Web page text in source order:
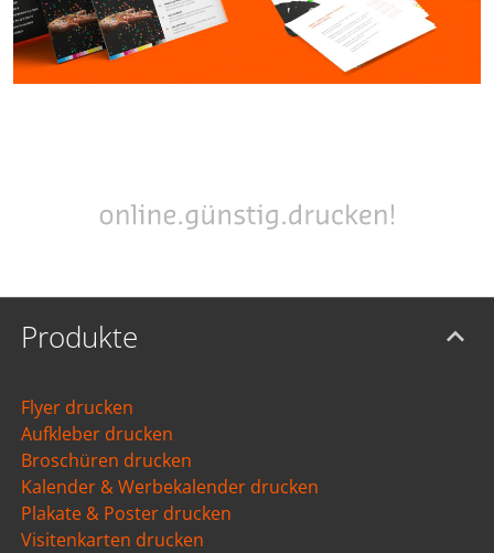
Produkte
Flyer drucken
Aufkleber drucken
Broschüren drucken
Kalender & Werbekalender drucken
Plakate & Poster drucken
Visitenkarten drucken